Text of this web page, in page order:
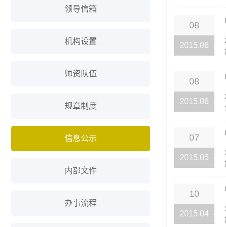
领导信箱
机构设置
师资队伍
规章制度
信息公示
内部文件
办事流程
08
2015.06
08
2015.06
07
2015.05
10
2015.04